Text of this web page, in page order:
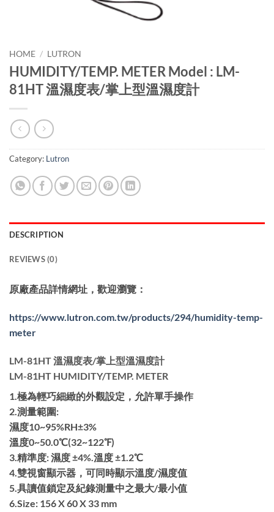
HOME / LUTRON
HUMIDITY/TEMP. METER Model : LM-
81HT 溫濕度表/掌上型溫濕度計
Category: Lutron
DESCRIPTION
REVIEWS (0)
原廠產品詳情網址，歡迎瀏覽：
https://www.lutron.com.tw/products/294/humidity-temp-
meter
LM-81HT 溫濕度表/掌上型溫濕度計
LM-81HT HUMIDITY/TEMP. METER
1.極為輕巧細緻的外觀設定，允許單手操作
2.測量範圍:
濕度10~95%RH±3%
溫度0~50.0℃(32~122℉)
3.精準度: 濕度 ±4%.溫度 ±1.2℃
4.雙視窗顯示器，可同時顯示溫度/濕度值
5.具讀值鎖定及紀錄測量中之最大/最小值
6.Size: 156 X 60 X 33 mm